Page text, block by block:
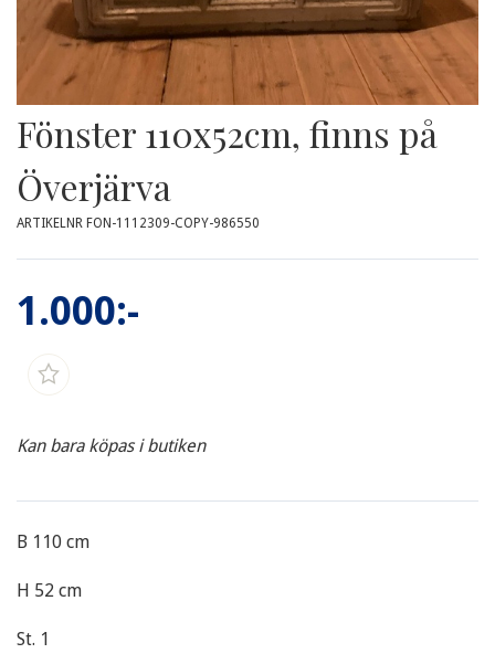
Fönster 110x52cm, finns på
Överjärva
ARTIKELNR FON-1112309-COPY-986550
1.000:-
Kan bara köpas i butiken
B 110 cm
H 52 cm
St. 1